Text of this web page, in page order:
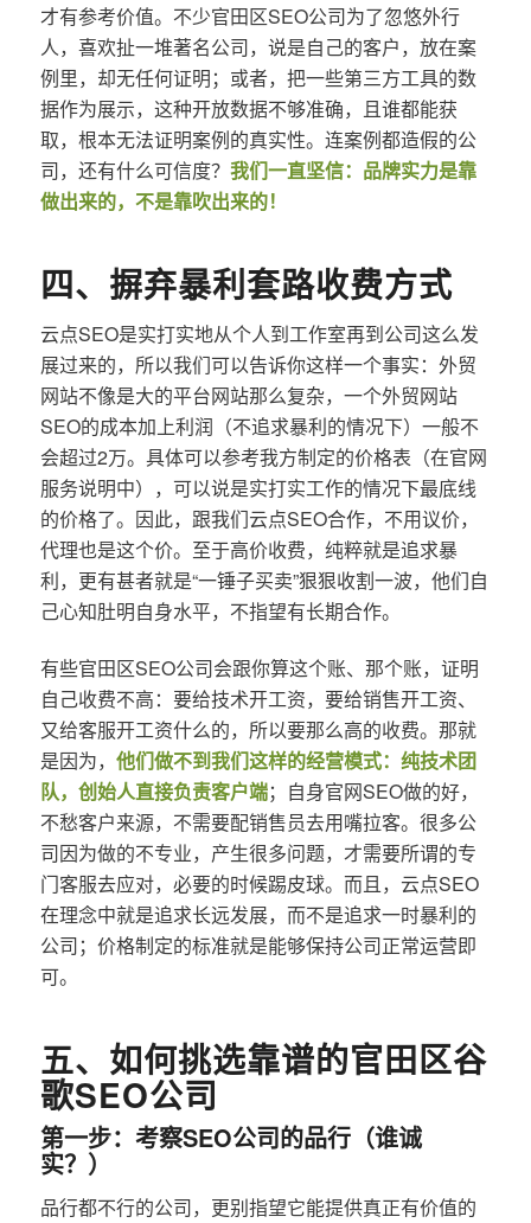
才有参考价值。不少官田区SEO公司为了忽悠外行
人，喜欢扯一堆著名公司，说是自己的客户，放在案
例里，却无任何证明；或者，把一些第三方工具的数
据作为展示，这种开放数据不够准确，且谁都能获
取，根本无法证明案例的真实性。连案例都造假的公
司，还有什么可信度？ 我们一直坚信：品牌实力是靠
做出来的，不是靠吹出来的！
四、摒弃暴利套路收费方式
云点SEO是实打实地从个人到工作室再到公司这么发
展过来的，所以我们可以告诉你这样一个事实：外贸
网站不像是大的平台网站那么复杂，一个外贸网站
SEO的成本加上利润（不追求暴利的情况下）一般不
会超过2万。具体可以参考我方制定的价格表（在官网
服务说明中），可以说是实打实工作的情况下最底线
的价格了。因此，跟我们云点SEO合作，不用议价，
代理也是这个价。至于高价收费，纯粹就是追求暴
利，更有甚者就是“一锤子买卖”狠狠收割一波，他们自
己心知肚明自身水平，不指望有长期合作。
有些官田区SEO公司会跟你算这个账、那个账，证明
自己收费不高：要给技术开工资，要给销售开工资、
又给客服开工资什么的，所以要那么高的收费。那就
是因为， 他们做不到我们这样的经营模式：纯技术团
队，创始人直接负责客户端；自身官网SEO做的好，
不愁客户来源，不需要配销售员去用嘴拉客。很多公
司因为做的不专业，产生很多问题，才需要所谓的专
门客服去应对，必要的时候踢皮球。而且，云点SEO
在理念中就是追求长远发展，而不是追求一时暴利的
公司；价格制定的标准就是能够保持公司正常运营即
可。
五、如何挑选靠谱的官田区谷
歌SEO公司
第一步：考察SEO公司的品行（谁诚
实？）
品行都不行的公司，更别指望它能提供真正有价值的